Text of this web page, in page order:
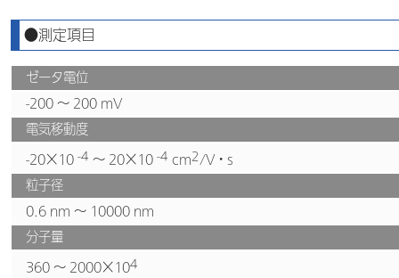
●測定項目
ゼータ電位
-200 ～ 200 mV
電気移動度
-20×10 -4 ～ 20×10 -4 cm2/V・s
粒子径
0.6 nm ～ 10000 nm
分子量
360 ～ 2000×104